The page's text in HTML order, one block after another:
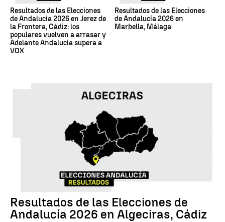
Resultados de las Elecciones
de Andalucía 2026 en Jerez de
la Frontera, Cádiz: los
populares vuelven a arrasar y
Adelante Andalucía supera a
VOX
Resultados de las Elecciones
de Andalucía 2026 en
Marbella, Málaga
Resultados de las Elecciones de
Andalucía 2026 en Algeciras, Cádiz